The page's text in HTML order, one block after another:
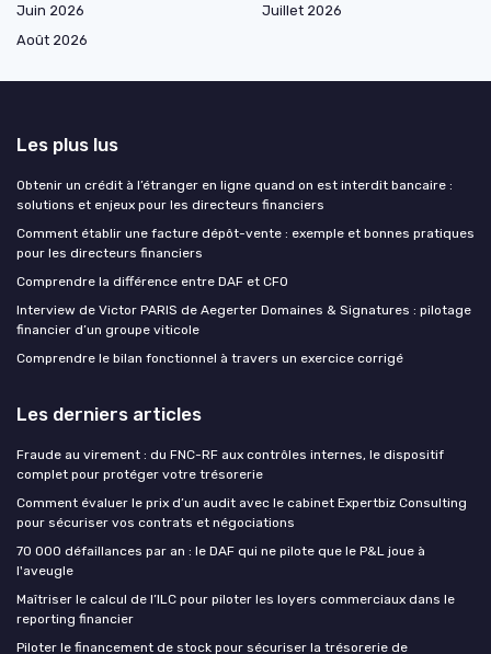
Juin 2026
Juillet 2026
Août 2026
Les plus lus
Obtenir un crédit à l’étranger en ligne quand on est interdit bancaire :
solutions et enjeux pour les directeurs financiers
Comment établir une facture dépôt-vente : exemple et bonnes pratiques
pour les directeurs financiers
Comprendre la différence entre DAF et CFO
Interview de Victor PARIS de Aegerter Domaines & Signatures : pilotage
financier d’un groupe viticole
Comprendre le bilan fonctionnel à travers un exercice corrigé
Les derniers articles
Fraude au virement : du FNC-RF aux contrôles internes, le dispositif
complet pour protéger votre trésorerie
Comment évaluer le prix d’un audit avec le cabinet Expertbiz Consulting
pour sécuriser vos contrats et négociations
70 000 défaillances par an : le DAF qui ne pilote que le P&L joue à
l'aveugle
Maîtriser le calcul de l’ILC pour piloter les loyers commerciaux dans le
reporting financier
Piloter le financement de stock pour sécuriser la trésorerie de